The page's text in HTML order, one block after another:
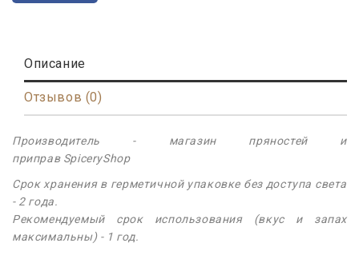
Описание
Отзывов (0)
Производитель - магазин пряностей и
приправ SpiceryShop
Срок хранения в герметичной упаковке без доступа света
- 2 года.
Рекомендуемый срок использования (вкус и запах
максимальны) - 1 год.